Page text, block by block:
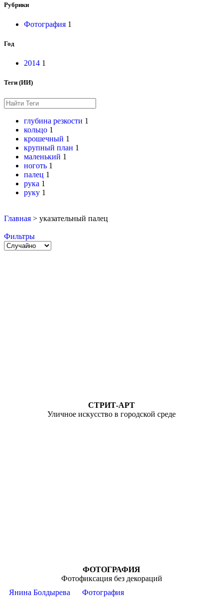
Рубрики
Фотография 1
Год
2014 1
Теги (ИИ)
глубина резкости 1
кольцо 1
крошечный 1
крупный план 1
маленький 1
ноготь 1
палец 1
рука 1
руку 1
Главная > указательный палец
Фильтры
СТРИТ-АРТ
Уличное искусство в городской среде
ФОТОГРАФИЯ
Фотофиксация без декораций
Янина Болдырева
Фотография